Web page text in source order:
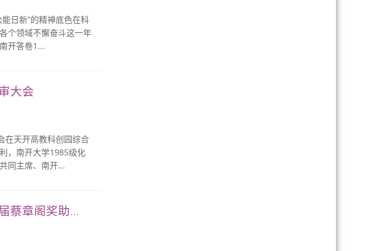
日新”的精神底色在科
个领域不懈奋斗这一年
开答卷1...
大会
在天开高教科创园综合
，南开大学1985级化
同主席、南开...
蔡章阁奖助...